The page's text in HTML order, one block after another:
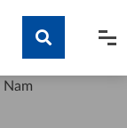
Tìm kiếm